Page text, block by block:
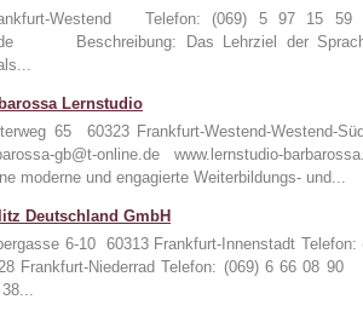
Westend Telefon: (069) 5 97 15 59
Beschreibung: Das Lehrziel der
Lernstudio
65 60323 Frankfurt-Westend-
gb@t-online.de www.lernstudio-
moderne und engagierte Weiterbildungs- und...
Deutschland GmbH
6-10 60313 Frankfurt-Innenstadt
Frankfurt-Niederrad Telefon: (069) 6 66 08